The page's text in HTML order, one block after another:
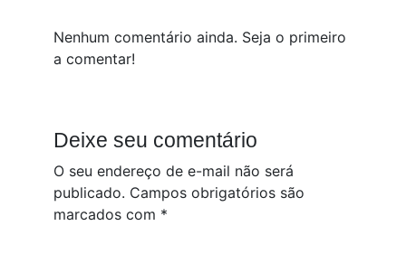
Nenhum comentário ainda. Seja o primeiro
a comentar!
Deixe seu comentário
O seu endereço de e-mail não será
publicado. Campos obrigatórios são
marcados com *